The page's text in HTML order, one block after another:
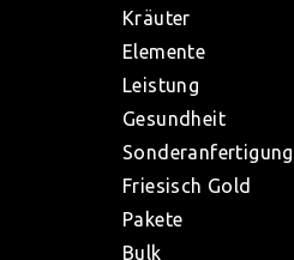
Kräuter
Elemente
Leistung
Gesundheit
Sonderanfertigung
Friesisch Gold
Pakete
Bulk